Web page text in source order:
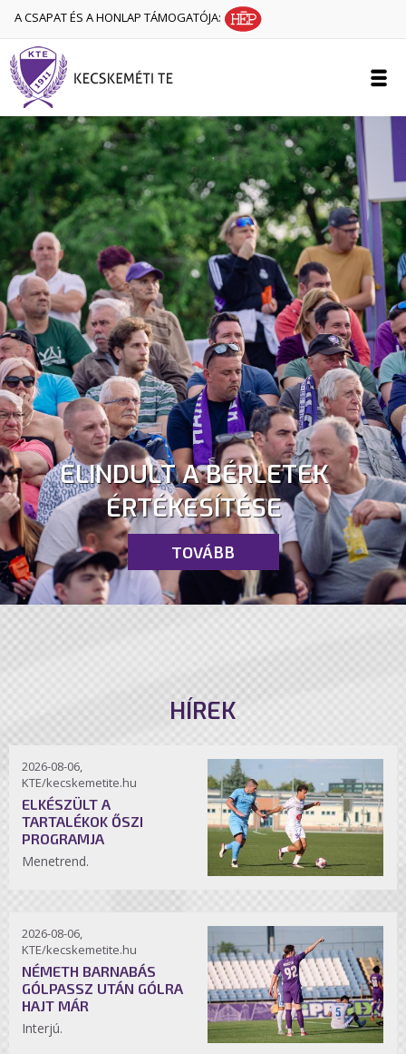
A CSAPAT ÉS A HONLAP TÁMOGATÓJA:
ELINDULT A BÉRLETEK
ÉRTÉKESÍTÉSE
TOVÁBB
HÍREK
2026-08-06,
KTE/kecskemetite.hu
ELKÉSZÜLT A
TARTALÉKOK ŐSZI
PROGRAMJA
Menetrend.
2026-08-06,
KTE/kecskemetite.hu
NÉMETH BARNABÁS
GÓLPASSZ UTÁN GÓLRA
HAJT MÁR
Interjú.